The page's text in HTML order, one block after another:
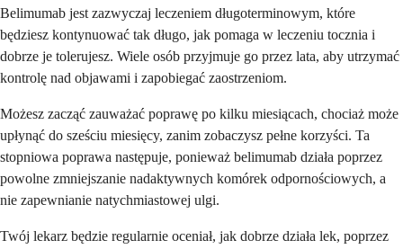
Belimumab jest zazwyczaj leczeniem długoterminowym, które
będziesz kontynuować tak długo, jak pomaga w leczeniu tocznia i
dobrze je tolerujesz. Wiele osób przyjmuje go przez lata, aby utrzymać
kontrolę nad objawami i zapobiegać zaostrzeniom.
Możesz zacząć zauważać poprawę po kilku miesiącach, chociaż może
upłynąć do sześciu miesięcy, zanim zobaczysz pełne korzyści. Ta
stopniowa poprawa następuje, ponieważ belimumab działa poprzez
powolne zmniejszanie nadaktywnych komórek odpornościowych, a
nie zapewnianie natychmiastowej ulgi.
Twój lekarz będzie regularnie oceniał, jak dobrze działa lek, poprzez